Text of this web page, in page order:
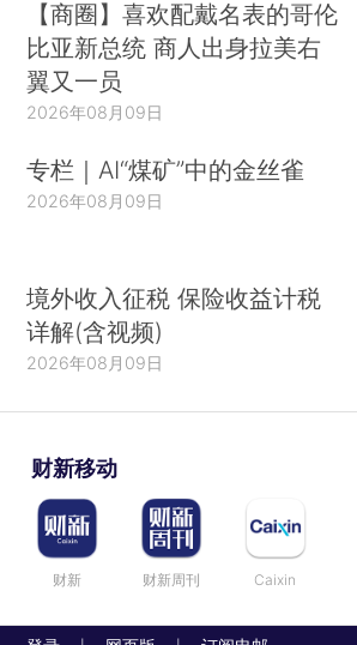
【商圈】喜欢配戴名表的哥伦
比亚新总统 商人出身拉美右
翼又一员
2026年08月09日
专栏｜AI“煤矿”中的金丝雀
2026年08月09日
境外收入征税 保险收益计税
详解(含视频)
2026年08月09日
财新移动
财新 财新周刊 Caixin